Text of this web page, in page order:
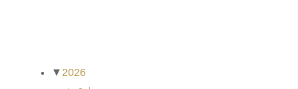
▼ 2026